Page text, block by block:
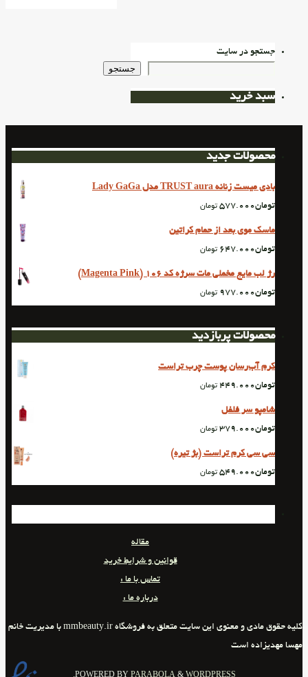
جستجو در سایت
جستجو
سبد خرید
محصولات جدید
بادی میست زنانه TRUST aura مدل Lady GaGa
تومان577.000 تومان
ماسک موی بعد از حمام کراتین
تومان647.000 تومان
رژ لب مایع مخملی مات سرژه کد 106 (Magenta Pink)
تومان977.000 تومان
محصولات پربازدید
کرم آب‌رسان پوست چرب تراست
تومان449.000 تومان
شامپو سر فلفل
تومان379.000 تومان
سی سی کرم تراست (بژ تیره)
تومان549.000 تومان
مقاله
قوانین و شرایط خرید
تماس با ما :
درباره ما :
کلیه حقوق مادی و معنوی این سایت متعلق به فروشگاه mmbeauty.ir با مدیریت خانم
مهسا مهدیزاده است